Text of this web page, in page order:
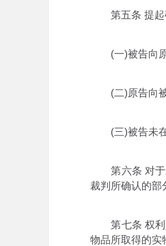
第五条 提起确
(一)被告向原
(二)原告向被
(三)被告未在
第六条 对于
裁判所确认的部
第七条 权利
物品所取得的实